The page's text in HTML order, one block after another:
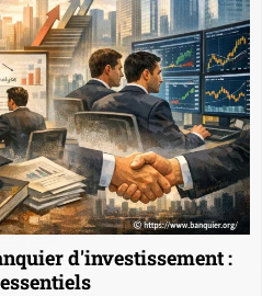
d'investissement :